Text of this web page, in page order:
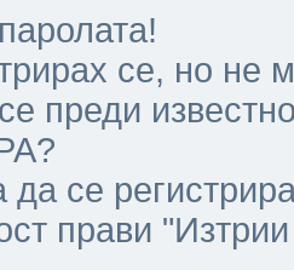
се, но не
преди
се
прави "Изтрии